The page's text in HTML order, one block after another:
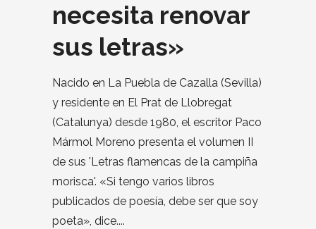
necesita renovar
sus letras»
Nacido en La Puebla de Cazalla (Sevilla)
y residente en El Prat de Llobregat
(Catalunya) desde 1980, el escritor Paco
Mármol Moreno presenta el volumen II
de sus 'Letras flamencas de la campiña
morisca'. «Si tengo varios libros
publicados de poesía, debe ser que soy
poeta», dice.